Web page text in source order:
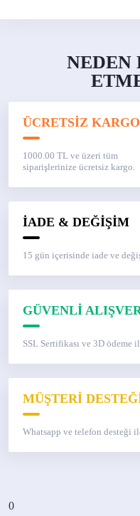
NEDEN
ÜCRETSİZ KARGO
1000.00 TL ve üzeri tüm
siparişlerinize ücretsiz kargo.
İADE & DEĞİŞİM
15 gün içerisinde iade ve
GÜVENLİ
SSL Sertifikası ve 3D ödeme
MÜŞTERİ
Whatsapp ve telefon desteği
0